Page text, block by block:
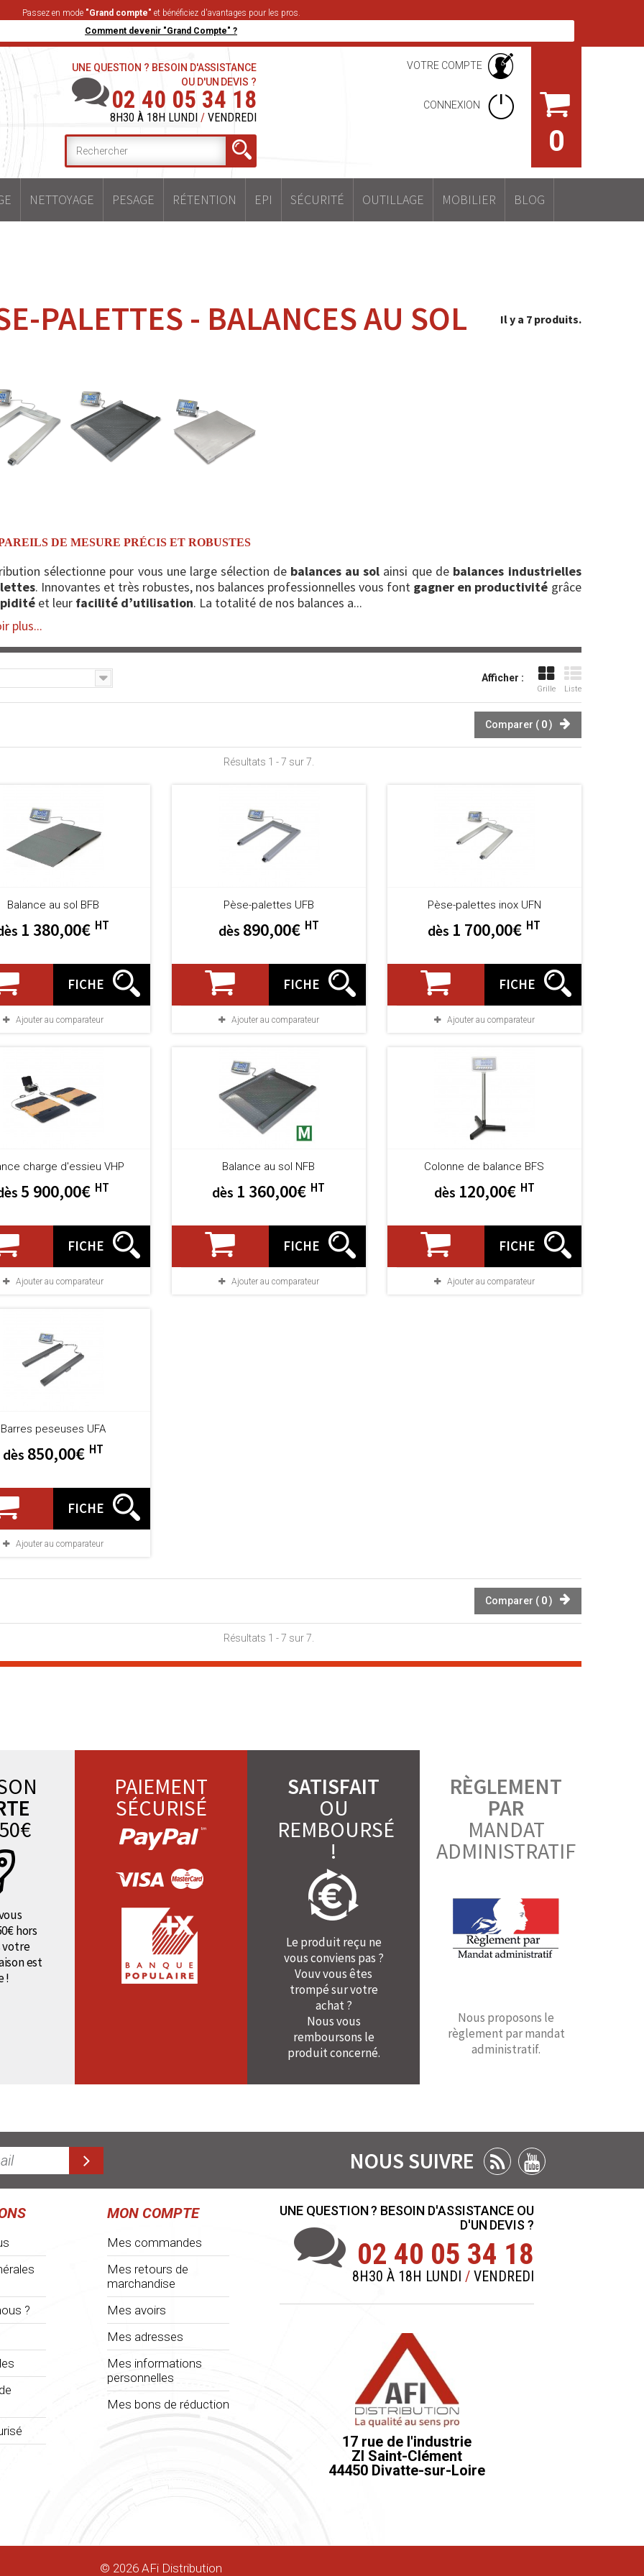
Passez en mode "Grand compte" et bénéficiez d'avantages pour les pros.
Comment devenir "Grand Compte" ?
0
VOTRE COMPTE
CONNEXION
UNE QUESTION ? BESOIN D'ASSISTANCE
OU D'UN DEVIS ?
02 40 05 34 18
8H30 À 18H LUNDI / VENDREDI
NETTOYAGE PESAGE RÉTENTION EPI SÉCURITÉ OUTILLAGE MOBILIER BLOG
PALETTES - BALANCES AU SOL Il y a 7 produits.
DE MESURE PRÉCIS ET ROBUSTES
sélectionne pour vous une large sélection de balances au sol ainsi que de balances industrielles
. Innovantes et très robustes, nos balances professionnelles vous font gagner en productivité grâce
et leur facilité d’utilisation. La totalité de nos balances a...
plus...
Afficher :
Grille Liste
Comparer ( 0)
Résultats 1 - 7 sur 7.
Balance au sol BFB
1 380,00€ HT
FICHE
Ajouter au comparateur
Pèse-palettes UFB
dès 890,00€ HT
FICHE
Ajouter au comparateur
Pèse-palettes inox UFN
dès 1 700,00€ HT
FICHE
Ajouter au comparateur
charge d'essieu VHP
5 900,00€ HT
FICHE
Ajouter au comparateur
Balance au sol NFB
dès 1 360,00€ HT
FICHE
Ajouter au comparateur
Colonne de balance BFS
dès 120,00€ HT
FICHE
Ajouter au comparateur
Barres peseuses UFA
dès 850,00€ HT
FICHE
Ajouter au comparateur
Comparer ( 0)
Résultats 1 - 7 sur 7.
hors
votre
est
!
PAIEMENT
SÉCURISÉ
SATISFAIT
OU
REMBOURSÉ
!
Le produit reçu ne
vous conviens pas ?
Vouv vous êtes
trompé sur votre
achat ?
Nous vous
remboursons le
produit concerné.
RÈGLEMENT
PAR
MANDAT
ADMINISTRATIF
Nous proposons le
règlement par mandat
administratif.
NOUS SUIVRE
?
© 2026 AFi Distribution
MON COMPTE
Mes commandes
Mes retours de
marchandise
Mes avoirs
Mes adresses
Mes informations
personnelles
Mes bons de réduction
UNE QUESTION ? BESOIN D'ASSISTANCE OU
D'UN DEVIS ?
02 40 05 34 18
8H30 À 18H LUNDI / VENDREDI
17 rue de l'industrie
ZI Saint-Clément
44450 Divatte-sur-Loire